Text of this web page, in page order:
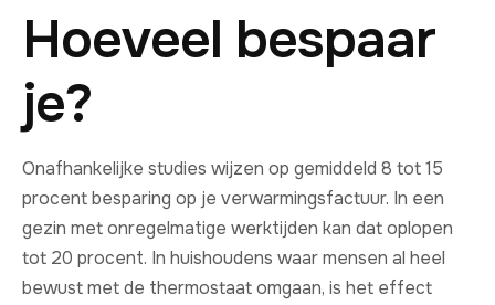
Hoeveel bespaar
je?
Onafhankelijke studies wijzen op gemiddeld 8 tot 15
procent besparing op je verwarmingsfactuur. In een
gezin met onregelmatige werktijden kan dat oplopen
tot 20 procent. In huishoudens waar mensen al heel
bewust met de thermostaat omgaan, is het effect